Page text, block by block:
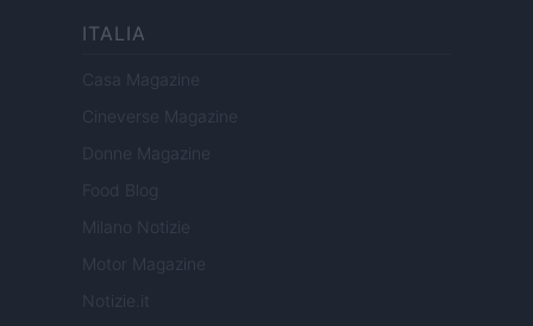
ITALIA
Casa Magazine
Cineverse Magazine
Donne Magazine
Food Blog
Milano Notizie
Motor Magazine
Notizie.it